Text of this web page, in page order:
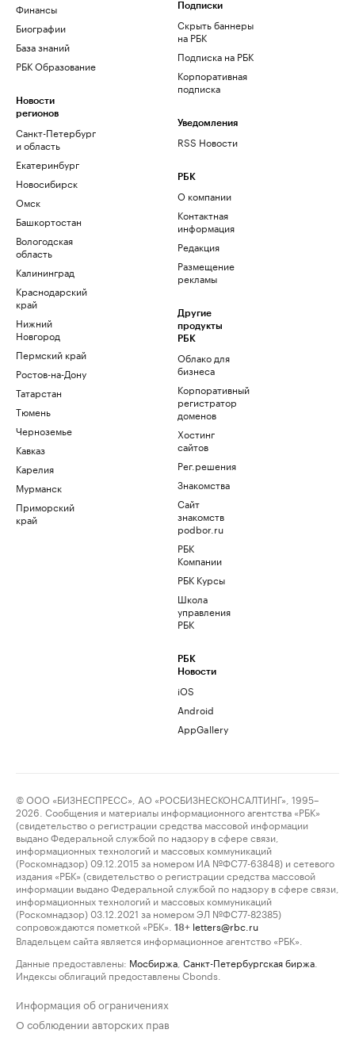
Финансы
Биографии
База знаний
РБК Образование
Новости
регионов
Санкт-Петербург
и область
Екатеринбург
Новосибирск
Омск
Башкортостан
Вологодская
область
Калининград
Краснодарский
край
Нижний
Новгород
Пермский край
Ростов-на-Дону
Татарстан
Тюмень
Черноземье
Кавказ
Карелия
Мурманск
Приморский
край
Подписки
Скрыть баннеры
на РБК
Подписка на РБК
Корпоративная
подписка
Уведомления
RSS Новости
РБК
О компании
Контактная
информация
Редакция
Размещение
рекламы
Другие
продукты
РБК
Облако для
бизнеса
Корпоративный
регистратор
доменов
Хостинг
сайтов
Рег.решения
Знакомства
Сайт
знакомств
podbor.ru
РБК
Компании
РБК Курсы
Школа
управления
РБК
РБК
Новости
iOS
Android
AppGallery
© ООО «БИЗНЕСПРЕСС», АО «РОСБИЗНЕСКОНСАЛТИНГ», 1995–
2026. Сообщения и материалы информационного агентства «РБК»
(свидетельство о регистрации средства массовой информации
выдано Федеральной службой по надзору в сфере связи,
информационных технологий и массовых коммуникаций
(Роскомнадзор) 09.12.2015 за номером ИА №ФС77-63848) и сетевого
издания «РБК» (свидетельство о регистрации средства массовой
информации выдано Федеральной службой по надзору в сфере связи,
информационных технологий и массовых коммуникаций
(Роскомнадзор) 03.12.2021 за номером ЭЛ №ФС77-82385)
сопровождаются пометкой «РБК».
18+ letters@rbc.ru
Владельцем сайта является информационное агентство «РБК».
Данные предоставлены: Мосбиржа Санкт-Петербургская биржа
Индексы облигаций предоставлены Cbonds.
Информация об ограничениях
О соблюдении авторских прав